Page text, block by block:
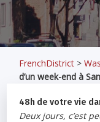
FrenchDistrict >
d’un week-end à
48h de votre vie
Deux jours, c’est